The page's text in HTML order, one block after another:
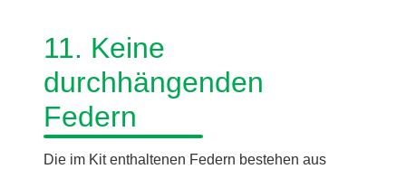
11. Keine
durchhängenden
Federn
Die im Kit enthaltenen Federn bestehen aus